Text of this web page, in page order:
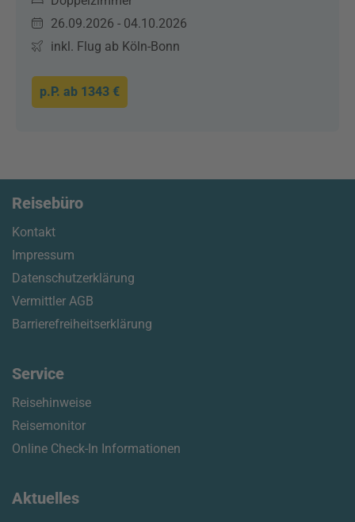
26.09.2026 - 04.10.2026
inkl. Flug ab Köln-Bonn
p.P. ab 1343 €
Reisebüro
Kontakt
Impressum
Datenschutzerklärung
Vermittler AGB
Barrierefreiheitserklärung
Service
Reisehinweise
Reisemonitor
Online Check-In Informationen
Aktuelles